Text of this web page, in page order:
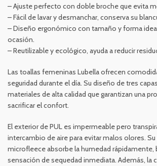
– Ajuste perfecto con doble broche que evita
– Fácil de lavar y desmanchar, conserva su
– Diseño ergonómico con tamaño y forma
ocasión.
– Reutilizable y ecológico, ayuda a reducir
Las toallas femeninas Lubella ofrecen
seguridad durante el día. Su diseño de tres
materiales de alta calidad que garantizan una
sacrificar el confort.
El exterior de PUL es impermeable pero
intercambio de aire para evitar malos olores.
microfleece absorbe la humedad rápidamente,
sensación de sequedad inmediata. Además, la